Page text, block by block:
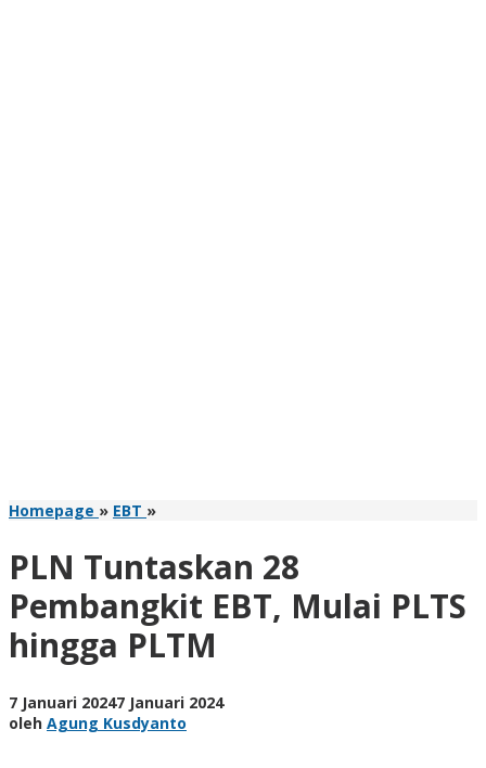
Homepage » EBT »PLN
Pembangkit
EBT,
Mulai
PLTS
hingga
PLN Tuntaskan 28
Pembangkit EBT, Mulai PLTS
hingga PLTM
7 Januari 20247 Januari 2024oleh
oleh Agung Kusdyanto